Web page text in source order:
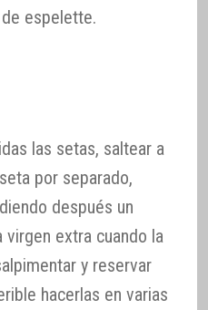
espelette.
las setas, saltear a
por separado,
después un
extra cuando la
y reservar
hacerlas en varias